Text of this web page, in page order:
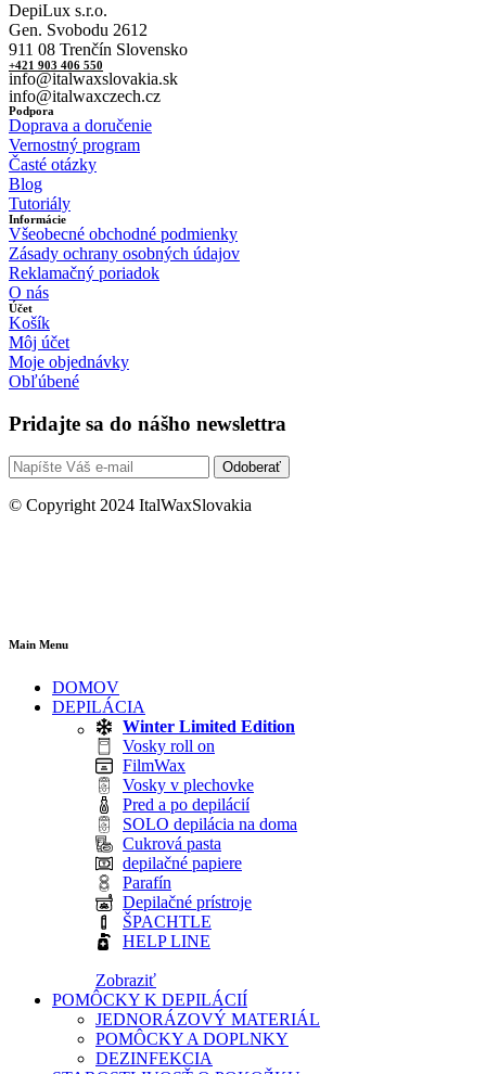
DepiLux s.r.o.
Gen. Svobodu 2612
911 08 Trenčín Slovensko
+421 903 406 550
info@italwaxslovakia.sk
info@italwaxczech.cz
Podpora
Doprava a doručenie
Vernostný program
Časté otázky
Blog
Tutoriály
Informácie
Všeobecné obchodné podmienky
Zásady ochrany osobných údajov
Reklamačný poriadok
O nás
Účet
Košík
Môj účet
Moje objednávky
Obľúbené
Pridajte sa do nášho newslettra
Odoberať
© Copyright 2024 ItalWaxSlovakia
Main Menu
DOMOV
DEPILÁCIA
Winter Limited Edition
Vosky roll on
FilmWax
Vosky v plechovke
Pred a po depilácií
SOLO depilácia na doma
Cukrová pasta
depilačné papiere
Parafín
Depilačné prístroje
ŠPACHTLE
HELP LINE
Zobraziť
POMÔCKY K DEPILÁCIÍ
JEDNORÁZOVÝ MATERIÁL
POMÔCKY A DOPLNKY
DEZINFEKCIA